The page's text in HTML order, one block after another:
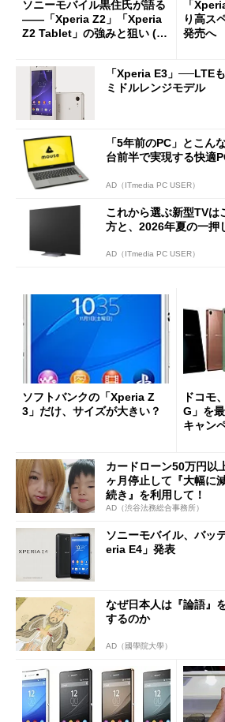
ソニーモバイル黒住氏が語る
――「Xperia Z2」「Xperia
Z2 Tablet」の強みと狙い (1/
「
り高ス
発売へ
「Xperia E3」──LTE
ミドルレンジモデル
「5年前のPC」とこん
台前半で実現する快適
AD（ITmedia PC USER）
これから選ぶ新型TVは
方と、2026年夏の一押
AD（ITmedia PC USER）
ソフトバンクの「Xperia Z
3」だけ、サイズが大きい？
ドコモ
G」を
キャン
カードローン50万円以
ヶ月停止して『大幅に
続き』を利用して！
AD（渋谷法務総合事務所）
ソニーモバイル、バッ
eria E4」発表
なぜ日本人は『論語』
するのか
AD（國學院大學）